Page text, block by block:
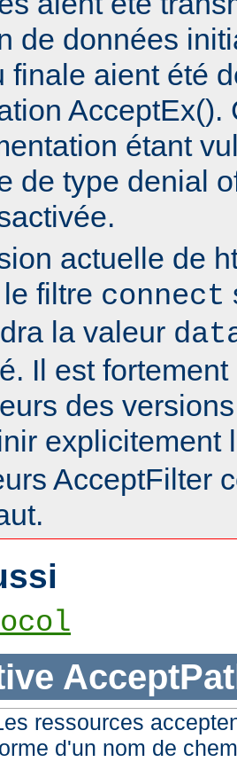
de données
finale aient été
AcceptEx().
étant
de type denial
actuelle de
filtre connect
la valeur
Il est
des
explicitement
AcceptFilter
ressources
d'un nom de